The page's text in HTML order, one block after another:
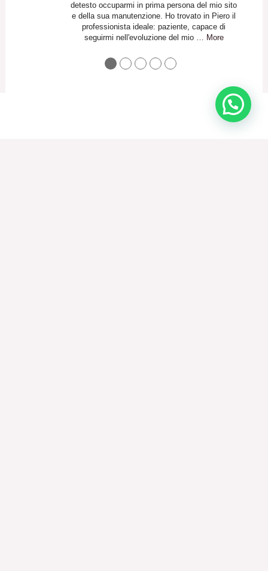
detesto occuparmi in prima persona del mio sito
e della sua manutenzione. Ho trovato in Piero il
professionista ideale: paziente, capace di
seguirmi nell'evoluzione del mio … More
●●●●●